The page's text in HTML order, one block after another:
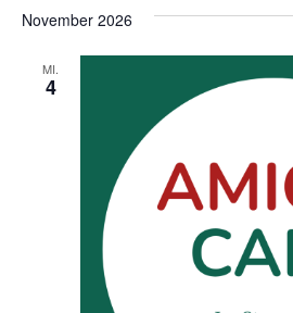
November 2026
MI.
4